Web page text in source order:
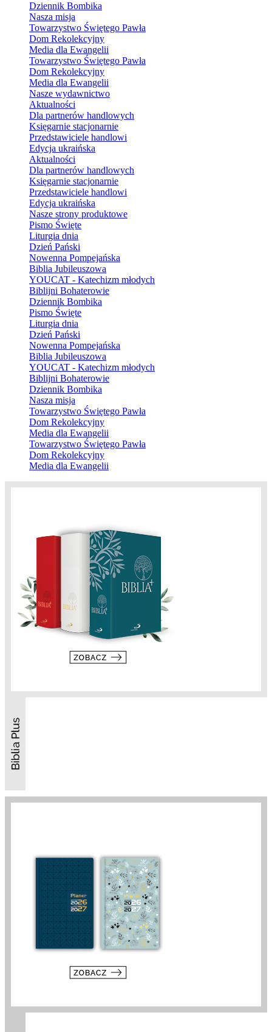
Dziennik Bombika
Nasza misja
Towarzystwo Świętego Pawła
Dom Rekolekcyjny
Media dla Ewangelii
Towarzystwo Świętego Pawła
Dom Rekolekcyjny
Media dla Ewangelii
Nasze wydawnictwo
Aktualności
Dla partnerów handlowych
Księgarnie stacjonarnie
Przedstawiciele handlowi
Edycja ukraińska
Aktualności
Dla partnerów handlowych
Księgarnie stacjonarnie
Przedstawiciele handlowi
Edycja ukraińska
Nasze strony produktowe
Pismo Święte
Liturgia dnia
Dzień Pański
Nowenna Pompejańska
Biblia Jubileuszowa
YOUCAT - Katechizm młodych
Biblijni Bohaterowie
Dziennik Bombika
Pismo Święte
Liturgia dnia
Dzień Pański
Nowenna Pompejańska
Biblia Jubileuszowa
YOUCAT - Katechizm młodych
Biblijni Bohaterowie
Dziennik Bombika
Nasza misja
Towarzystwo Świętego Pawła
Dom Rekolekcyjny
Media dla Ewangelii
Towarzystwo Świętego Pawła
Dom Rekolekcyjny
Media dla Ewangelii